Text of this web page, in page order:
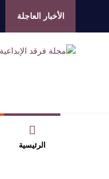
الأخبار العاجلة
الرئيسية